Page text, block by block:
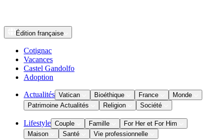
Édition française
Cotignac
Vacances
Castel Gandolfo
Adoption
Actualités Vatican Bioéthique France
Monde
Patrimoine Actualités
Religion Société
Lifestyle Couple Famille
For Her et For Him
Maison
Santé Vie professionnelle